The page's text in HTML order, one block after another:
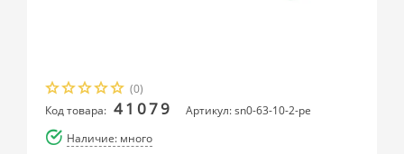
(0)
Код товара: 41079
Артикул: sn0-63-10-2-pe
Наличие: много